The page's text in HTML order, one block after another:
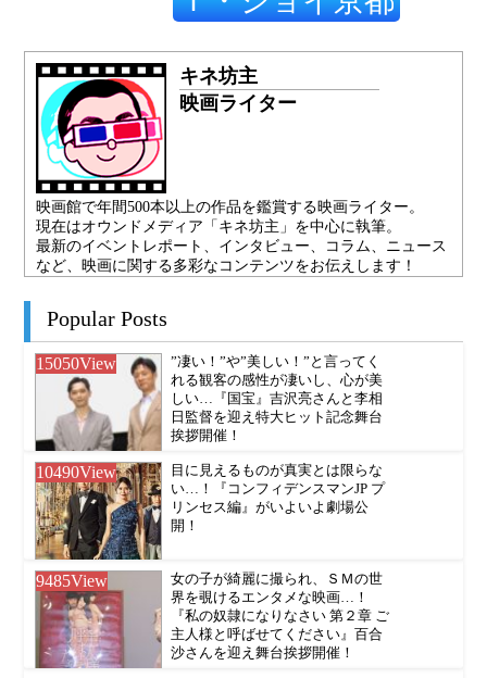
キネ坊主
映画ライター
映画館で年間500本以上の作品を鑑賞する映画ライター。
現在はオウンドメディア「キネ坊主」を中心に執筆。
最新のイベントレポート、インタビュー、コラム、ニュース
など、映画に関する多彩なコンテンツをお伝えします！
Popular Posts
15050View
”凄い！”や”美しい！”と言ってく
れる観客の感性が凄いし、心が美
しい…『国宝』吉沢亮さんと李相
日監督を迎え特大ヒット記念舞台
挨拶開催！
10490View
目に見えるものが真実とは限らな
い…！『コンフィデンスマンJP プ
リンセス編』がいよいよ劇場公
開！
9485View
女の子が綺麗に撮られ、ＳＭの世
界を覗けるエンタメな映画…！
『私の奴隷になりなさい 第２章 ご
主人様と呼ばせてください』百合
沙さんを迎え舞台挨拶開催！